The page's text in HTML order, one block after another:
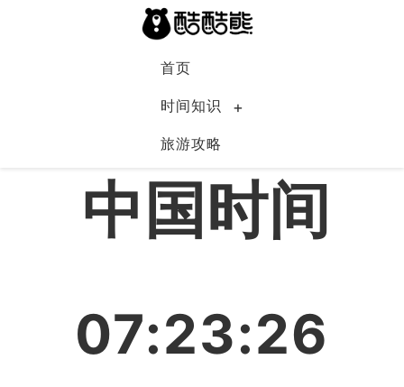
首页
时间知识
旅游攻略
中国
中国时间
07:23:27